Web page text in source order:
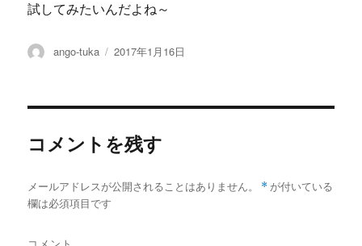
試してみたいんだよね～
投
ango-tuka
投
2017年1月16日
コメントを残す
メールアドレスが公開されることはありません。 * が付いている
欄は必須項目です